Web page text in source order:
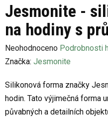
Jesmonite -
na hodiny s
Průměrné
hodnocení
je
0,0
z
Neohodnoceno Podrobnosti
Značka: Jesmonite
Silikonová forma značky
hodin. Tato výjimečná forma
půvabných a detailních